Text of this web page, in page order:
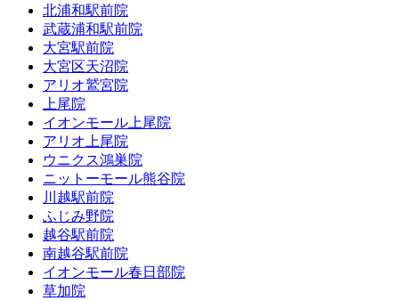
北浦和駅前院
武蔵浦和駅前院
大宮駅前院
大宮区天沼院
アリオ鷲宮院
上尾院
イオンモール上尾院
アリオ上尾院
ウニクス鴻巣院
ニットーモール熊谷院
川越駅前院
ふじみ野院
越谷駅前院
南越谷駅前院
イオンモール春日部院
草加院